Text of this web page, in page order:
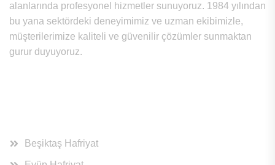
alanlarında profesyonel hizmetler sunuyoruz. 1984 yılından
bu yana sektördeki deneyimimiz ve uzman ekibimizle,
müşterilerimize kaliteli ve güvenilir çözümler sunmaktan
gurur duyuyoruz.
Beşiktaş Hafriyat